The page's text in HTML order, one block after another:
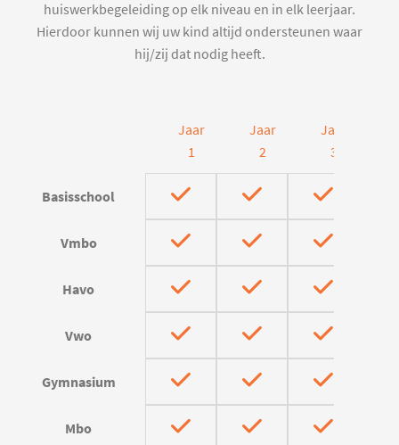
huiswerkbegeleiding op elk niveau en in elk leerjaar.
Hierdoor kunnen wij uw kind altijd ondersteunen waar
hij/zij dat nodig heeft.
Jaar
1
Jaar
2
Jaar
3
Basisschool
Vmbo
Havo
Vwo
Gymnasium
Mbo